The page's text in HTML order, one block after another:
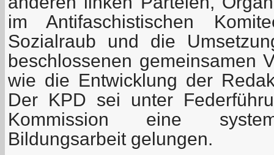
im Antifaschistischen
Sozialraub und die
beschlossenen gemeinsamen
wie die Entwicklung der
Der KPD sei unter
Kommission eine
Bildungsarbeit gelungen.